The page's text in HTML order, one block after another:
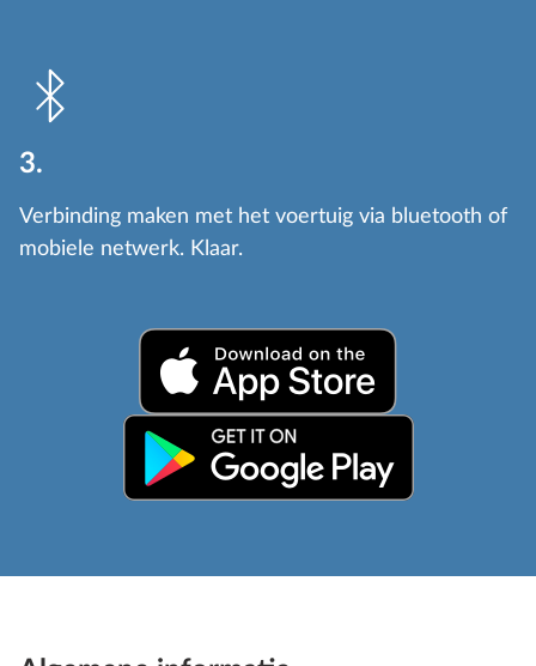
3.
Verbinding maken met het voertuig via bluetooth of
mobiele netwerk. Klaar.